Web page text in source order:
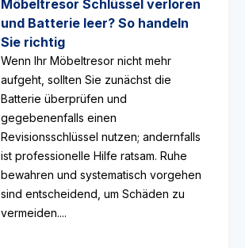
Möbeltresor Schlüssel verloren
und Batterie leer? So handeln
Sie richtig
Wenn Ihr Möbeltresor nicht mehr
aufgeht, sollten Sie zunächst die
Batterie überprüfen und
gegebenenfalls einen
Revisionsschlüssel nutzen; andernfalls
ist professionelle Hilfe ratsam. Ruhe
bewahren und systematisch vorgehen
sind entscheidend, um Schäden zu
vermeiden....